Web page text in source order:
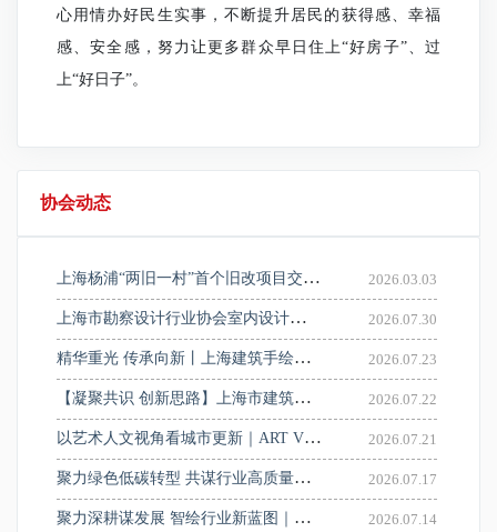
心用情办好民生实事，不断提升居民的获得感、幸福
感、安全感，努力让更多群众早日住上“好房子”、过
上“好日子”。
协会动态
上海杨浦“两旧一村”首个旧改项目交房，160户居民收到“最好新年礼物” 2026.03.03
上海市勘察设计行业协会室内设计分会召开2026年第二次委员会会议 2026.07.30
精华重光 传承向新丨上海建筑手绘设计图展学术讲座圆满举办 2026.07.23
【凝聚共识 创新思路】上海市建筑装饰材料品牌走进建筑设计院系列活动——走进申都设计集团有限公司 2026.07.22
以艺术人文视角看城市更新｜ART VIEW人文艺术城市更新专题研讨会顺利举办 2026.07.21
聚力绿色低碳转型 共谋行业高质量发展——协会工业设计分会会员（理事）大会在惠生工程顺利召开 2026.07.17
聚力深耕谋发展 智绘行业新蓝图｜上海市勘察设计行业协会建筑设计分会二届二次会员大会圆满召开 2026.07.14